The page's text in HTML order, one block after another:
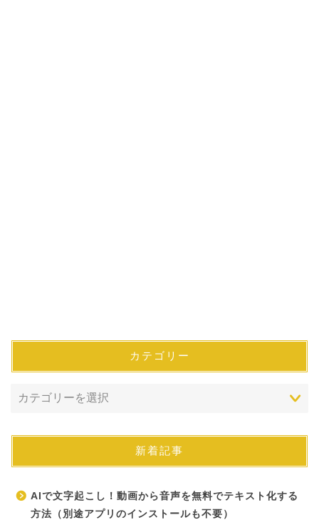
カテゴリー
新着記事
AIで文字起こし！動画から音声を無料でテキスト化する
方法（別途アプリのインストールも不要）